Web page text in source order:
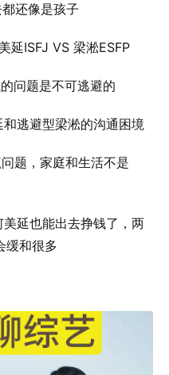
还像是孩子
延ISFJ VS 梁淞ESFP
问题是不可逃避的
逃避型梁淞的沟通困境
题，家庭和生活不是
延也能出去挣钱了，两
缓和很多